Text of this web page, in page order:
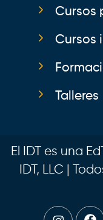
Cursos
Cursos
Talleres
El IDT es una
IDT, LLC |